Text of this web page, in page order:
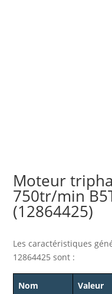
Moteur
750tr/min
(12864425)
Les caractéristiques
12864425 sont :
Nom Valeur